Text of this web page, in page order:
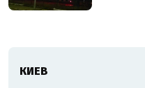
КИЕВ